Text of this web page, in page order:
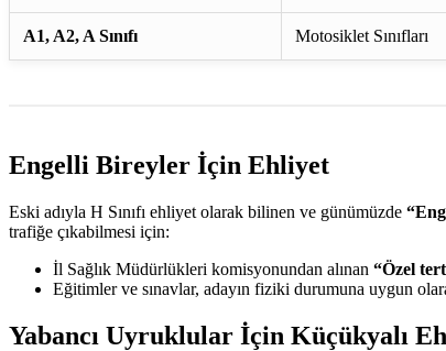
A1, A2, A Sınıfı Motosiklet Sınıfları
Engelli Bireyler İçin Ehliyet
Eski adıyla H Sınıfı ehliyet olarak bilinen ve günümüzde
trafiğe çıkabilmesi için:
İl Sağlık Müdürlükleri komisyonundan alınan “Özel
Eğitimler ve sınavlar, adayın fiziki durumuna uygun
Yabancı Uyruklular İçin Küçükyalı